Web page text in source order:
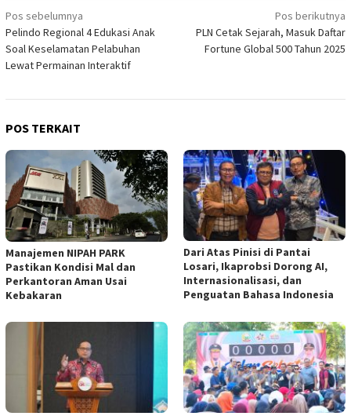
Navigasi
pos
Pos sebelumnya
Pelindo Regional 4 Edukasi Anak
Soal Keselamatan Pelabuhan
Lewat Permainan Interaktif
Pos berikutnya
PLN Cetak Sejarah, Masuk Daftar
Fortune Global 500 Tahun 2025
POS TERKAIT
Manajemen NIPAH PARK
Pastikan Kondisi Mal dan
Perkantoran Aman Usai
Kebakaran
Dari Atas Pinisi di Pantai
Losari, Ikaprobsi Dorong AI,
Internasionalisasi, dan
Penguatan Bahasa Indonesia